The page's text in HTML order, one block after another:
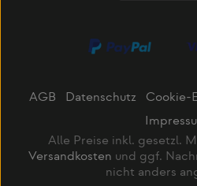
AGB Datenschutz Cookie-
Alle Preise inkl. gesetzl.
Versandkosten und ggf.
nicht anders